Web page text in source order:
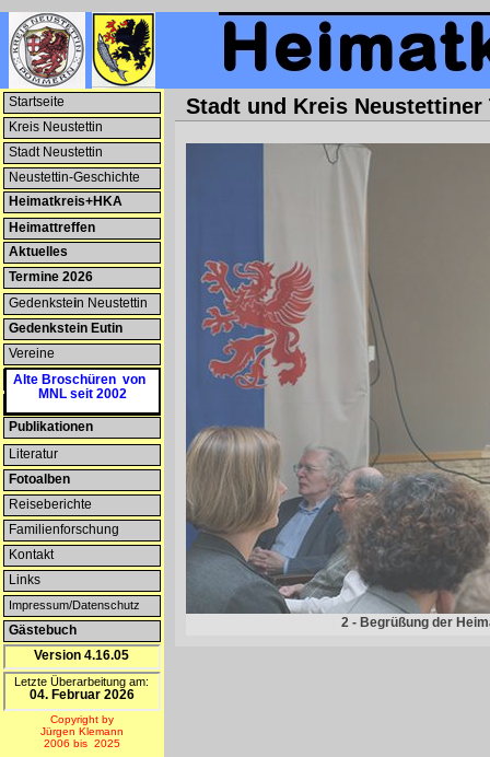
--NEU--
Termine 2026
Startseite
Kreis Neustettin
Heimatkreis+HKA
Aktuelles
Vereine
Patenschaften
Heimatmuseum
Publikationen
Literatur
Fotoalben
Familienforschung
Kontakt
Links
Impressum/Datenschutz
Gästebuch
Version 4.16.05
Letzte Überarbeitung am:
04. Februar 2026
Stadt Neustettin
Copyright by
Jürgen Klemann
2006 bis 2025
Reiseberichte
Heimattreffen
Gedenkstein Neustettin
Neustettin-Geschichte
Alte Broschüren von
MNL seit 2002
Gedenkstein Eutin
Stadt und Kreis
1 - Musikalische
2 - Begrüßung der